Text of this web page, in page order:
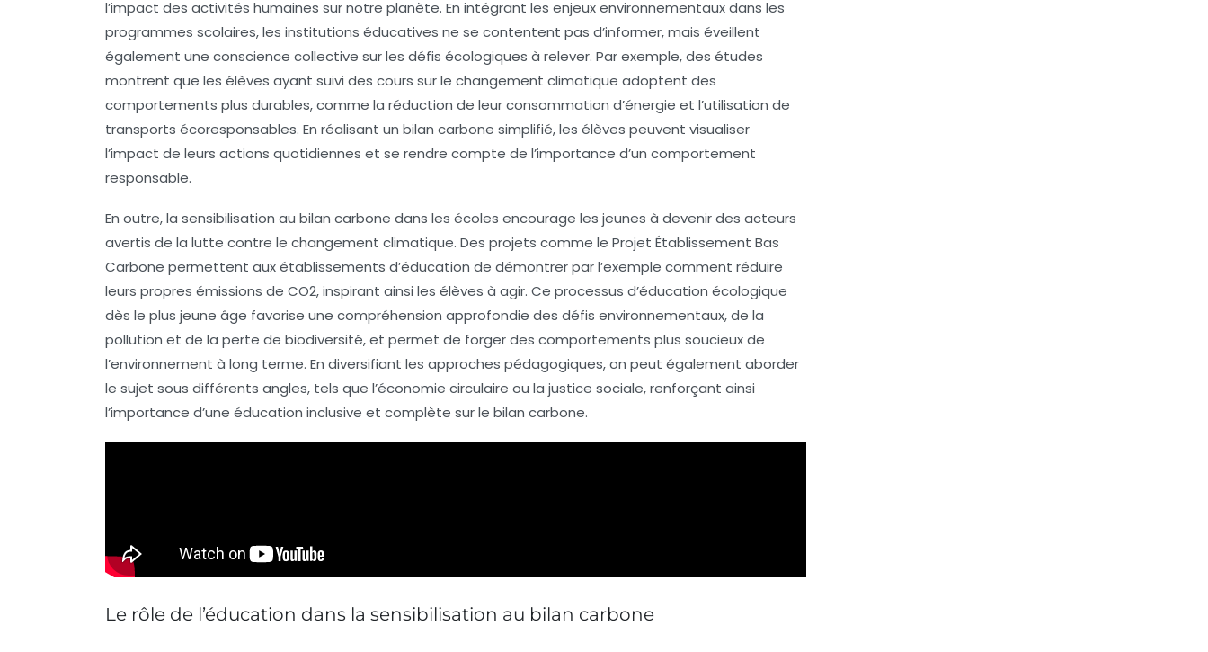
l’impact des activités humaines sur notre planète. En intégrant les enjeux environnementaux dans les
programmes scolaires, les institutions éducatives ne se contentent pas d’informer, mais éveillent
également une conscience collective sur les défis écologiques à relever. Par exemple, des études
montrent que les élèves ayant suivi des cours sur le changement climatique adoptent des
comportements plus durables, comme la réduction de leur consommation d’énergie et l’utilisation de
transports écoresponsables. En réalisant un bilan carbone simplifié, les élèves peuvent visualiser
l’impact de leurs actions quotidiennes et se rendre compte de l’importance d’un comportement
responsable.
En outre, la sensibilisation au bilan carbone dans les écoles encourage les jeunes à devenir des acteurs
avertis de la lutte contre le changement climatique. Des projets comme le Projet Établissement Bas
Carbone permettent aux établissements d’éducation de démontrer par l’exemple comment réduire
leurs propres émissions de CO2, inspirant ainsi les élèves à agir. Ce processus d’éducation écologique
dès le plus jeune âge favorise une compréhension approfondie des défis environnementaux, de la
pollution et de la perte de biodiversité, et permet de forger des comportements plus soucieux de
l’environnement à long terme. En diversifiant les approches pédagogiques, on peut également aborder
le sujet sous différents angles, tels que l’économie circulaire ou la justice sociale, renforçant ainsi
l’importance d’une éducation inclusive et complète sur le bilan carbone.
Le rôle de l’éducation dans la sensibilisation au bilan carbone